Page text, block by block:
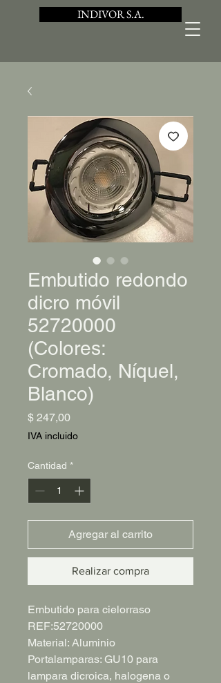
INDIVOR S.A.
Embutido redondo
dicro móvil
52720000
(Colores:
Cromado, Níquel,
Blanco)
$ 247,00Precio
IVA incluido
Cantidad *
Agregar al carrito
Realizar compra
Embutido para cielorraso
REF:52720000
Material: Aluminio
Portalamparas: GU10 para
lampara dicroica, halogena o